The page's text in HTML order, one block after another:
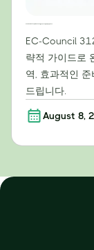
EC-Council
략적 가이드로
역, 효과적인
드립니다.
August 8,